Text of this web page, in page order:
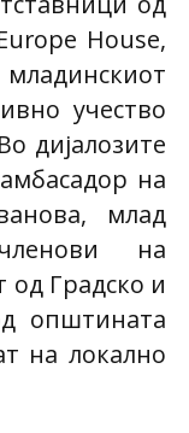
House,
учество
дијалозите
на
млад
на
од Градско и
општината
на локално